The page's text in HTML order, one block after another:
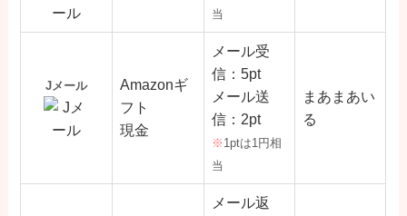
当
Jメール
Amazonギ
フト
現金
メール受
信：5pt
メール送
信：2pt
※ 1ptは1円相
当
まあまあい
る
メール返